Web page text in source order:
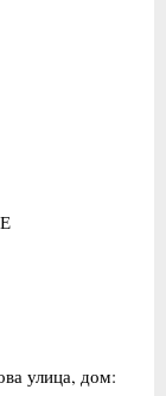
улица, дом: